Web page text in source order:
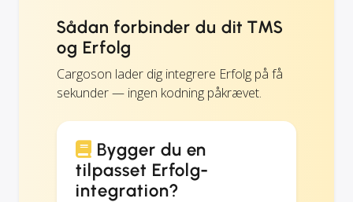
Sådan forbinder du dit TMS
og Erfolg
Cargoson lader dig integrere Erfolg på få
sekunder — ingen kodning påkrævet.
Bygger du en
tilpasset Erfolg-
integration?